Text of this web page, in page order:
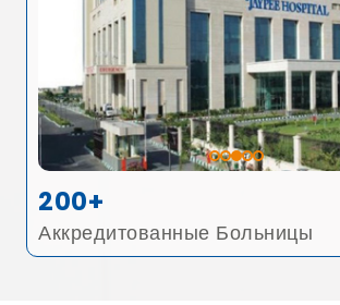
200+
Аккредитованные Больницы